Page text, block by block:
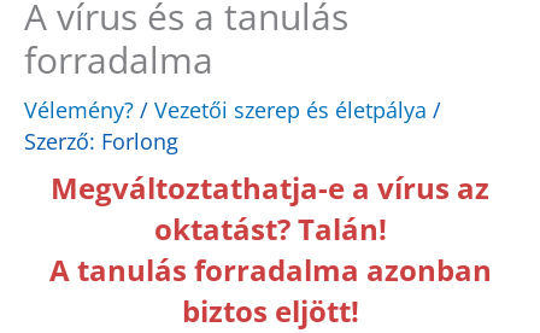
A vírus és a tanulás
forradalma
Vélemény? / Vezetői szerep és életpálya /
Szerző: Forlong
Megváltoztathatja-e a vírus az
oktatást? Talán!
A tanulás forradalma azonban
biztos eljött!